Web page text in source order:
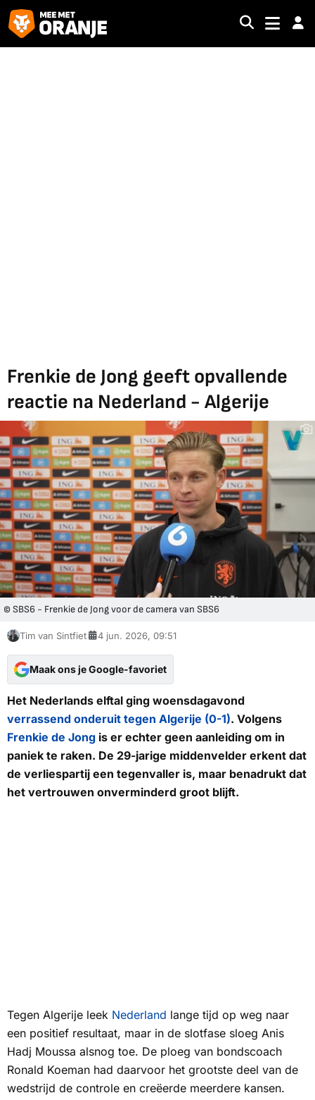
Frenkie de Jong geeft opvallende
reactie na Nederland - Algerije
© SBS6 - Frenkie de Jong voor de camera van SBS6
Tim van Sintfiet 4 jun. 2026, 09:51
Maak ons je Google-favoriet
Het Nederlands elftal ging woensdagavond
verrassend onderuit tegen Algerije (0-1). Volgens
Frenkie de Jong is er echter geen aanleiding om in
paniek te raken. De 29-jarige middenvelder erkent dat
de verliespartij een tegenvaller is, maar benadrukt dat
het vertrouwen onverminderd groot blijft.
Tegen Algerije leek Nederland lange tijd op weg naar
een positief resultaat, maar in de slotfase sloeg Anis
Hadj Moussa alsnog toe. De ploeg van bondscoach
Ronald Koeman had daarvoor het grootste deel van de
wedstrijd de controle en creëerde meerdere kansen.